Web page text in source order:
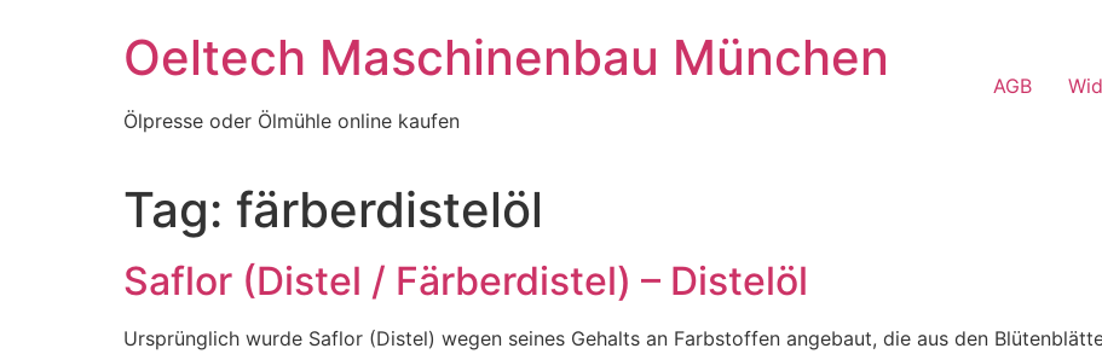
Oeltech Maschinenbau München
Ölpresse oder Ölmühle online kaufen
AGB
Tag: färberdistelöl
Saflor (Distel / Färberdistel) – Distelöl
Ursprünglich wurde Saflor (Distel) wegen seines Gehalts an Farbstoffen angebaut, die aus den